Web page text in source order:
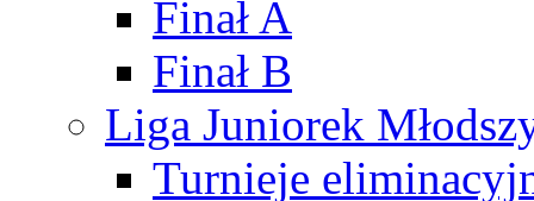
Finał A
Finał B
Liga Juniorek
Turnieje